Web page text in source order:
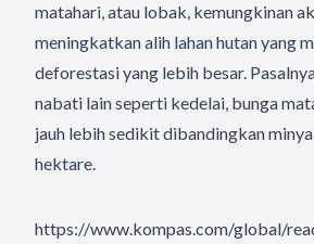
matahari, atau lobak, kemungkinan
meningkatkan alih lahan hutan yang
deforestasi yang lebih besar.
nabati lain seperti kedelai, bunga
jauh lebih sedikit dibandingkan
hektare.
https://www.kompas.com/global/